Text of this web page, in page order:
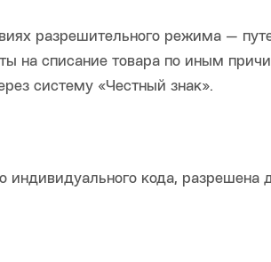
разрешительного режима —
на списание товара по иным
систему «Честный знак».
индивидуального кода, разрешена